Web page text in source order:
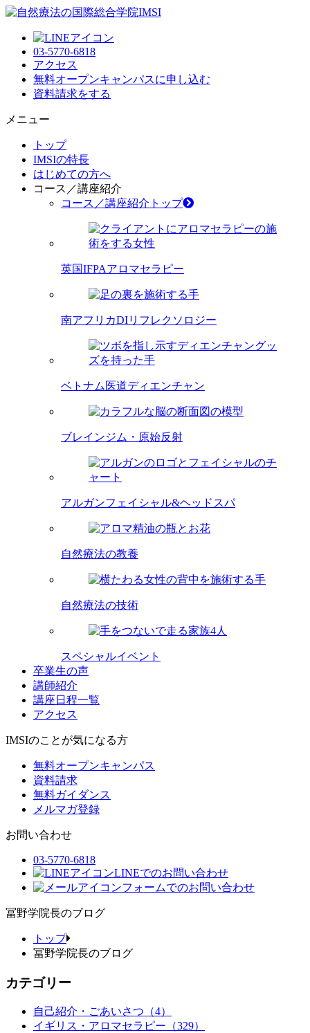
03-5770-6818
アクセス
無料オープンキャンパスに申し込む
資料請求をする
メニュー
トップ
IMSIの特長
はじめての方へ
コース／講座紹介
コース／講座紹介トップ
英国IFPAアロマセラピー
南アフリカDIリフレクソロジー
ベトナム医道ディエンチャン
ブレインジム・原始反射
アルガンフェイシャル&ヘッドスパ
自然療法の教養
自然療法の技術
スペシャルイベント
卒業生の声
講師紹介
講座日程一覧
アクセス
IMSIのことが気になる方
無料オープンキャンパス
資料請求
無料ガイダンス
メルマガ登録
お問い合わせ
03-5770-6818
LINEでのお問い合わせ
フォームでのお問い合わせ
冨野学院長のブログ
トップ
冨野学院長のブログ
カテゴリー
自己紹介・ごあいさつ（4）
イギリス・アロマセラピー（329）